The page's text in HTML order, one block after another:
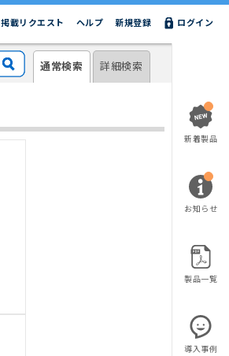
ログイン
新規登録
ヘルプ
掲載リクエスト
通常検索 詳細検索
新着製品
お知らせ
製品一覧
導入事例